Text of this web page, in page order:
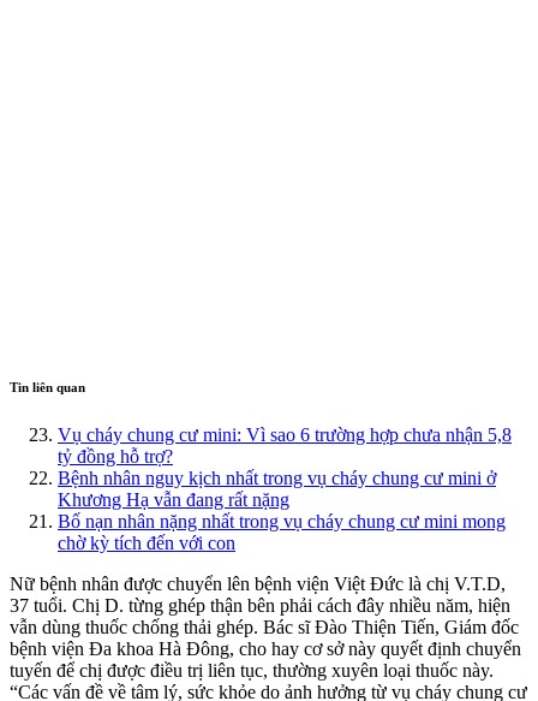
Tin liên quan
Vụ cháy chung cư mini: Vì sao 6 trường hợp chưa nhận 5,8
tỷ đồng hỗ trợ?
Bệnh nhân nguy kịch nhất trong vụ cháy chung cư mini ở
Khương Hạ vẫn đang rất nặng
Bố nạn nhân nặng nhất trong vụ cháy chung cư mini mong
chờ kỳ tích đến với con
Nữ bệnh nhân được chuyển lên bệnh viện Việt Đức là chị V.T.D,
37 tuổi. Chị D. từng ghép thận bên phải cách đây nhiều năm, hiện
vẫn dùng thuốc chống thải ghép. Bác sĩ Đào Thiện Tiến, Giám đốc
bệnh viện Đa khoa Hà Đông, cho hay cơ sở này quyết định chuyển
tuyến để chị được điều trị liên tục, thường xuyên loại thuốc này.
“Các vấn đề về tâm lý, sức khỏe do ảnh hưởng từ vụ cháy chung cư